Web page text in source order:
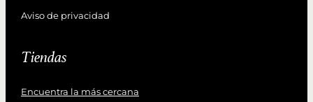
Aviso de privacidad
Tiendas
Encuentra la más cercana